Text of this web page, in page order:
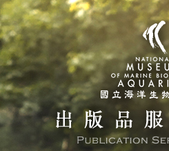
跳到主要內容區塊